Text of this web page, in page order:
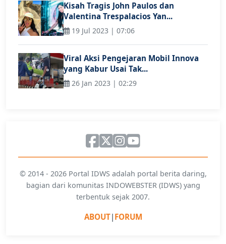
Kisah Tragis John Paulos dan
Valentina Trespalacios Yan...
19 Jul 2023 | 07:06
Viral Aksi Pengejaran Mobil Innova
yang Kabur Usai Tak...
26 Jan 2023 | 02:29
© 2014 - 2026 Portal IDWS adalah portal berita daring,
bagian dari komunitas INDOWEBSTER (IDWS) yang
terbentuk sejak 2007.
ABOUT| FORUM